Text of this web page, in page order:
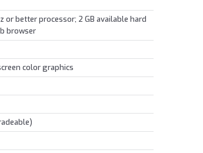
or better processor; 2 GB available hard
browser
color graphics